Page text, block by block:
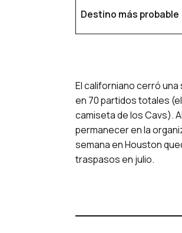
Destino más probable
El californiano cerró
en 70 partidos totales
camiseta de los Cavs).
permanecer en la
semana en Houston
traspasos en julio.